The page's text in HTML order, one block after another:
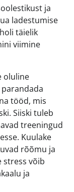
ja
ladestumise
täielik
viimine
oluline
tööd, mis
Siiski tuleb
treeningud
Kuulake
rõõmu ja
stress võib
ja